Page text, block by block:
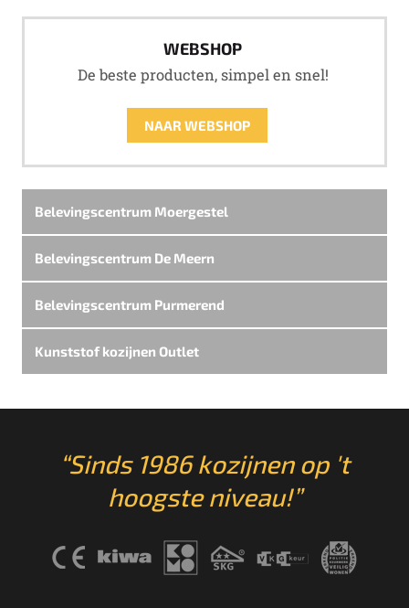
WEBSHOP
De beste producten, simpel en snel!
NAAR WEBSHOP
Belevingscentrum Moergestel
Belevingscentrum De Meern
Belevingscentrum Purmerend
Kunststof kozijnen Outlet
“Sinds 1986 kozijnen op 't
hoogste niveau!”